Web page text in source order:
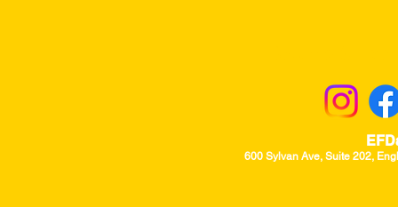
600 Sylvan Ave, Suite 202,